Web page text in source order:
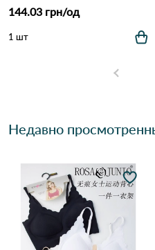
144.03 грн/од
1 шт
Недавно